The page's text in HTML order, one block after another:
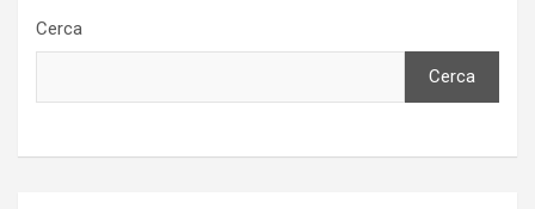
Cerca
Cerca